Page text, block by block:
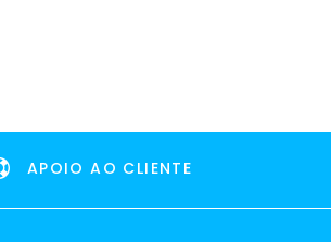
APOIO AO CLIENTE